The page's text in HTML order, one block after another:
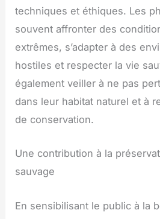
techniques et éthiques. Les
souvent affronter des
extrêmes, s’adapter à des
hostiles et respecter la vie
également veiller à ne pas
dans leur habitat naturel et à
de conservation.
Une contribution à la
sauvage
En sensibilisant le public à la